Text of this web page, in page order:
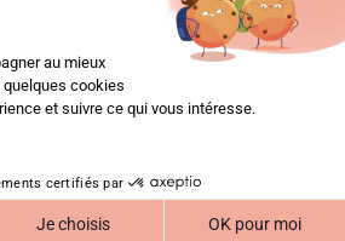
pour profiter de conseils
de nos dernières actualités.
ALTERNATIVE:
2026 -Mentions légales-Réalisé par Tokiz
référencer son site internet